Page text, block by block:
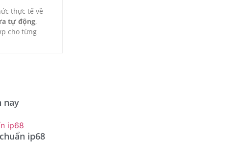
thực tế về
tự động,
cho từng
nay
ip68